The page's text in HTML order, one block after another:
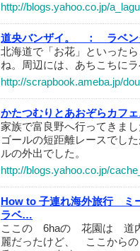
http://blogs.yahoo.co.jp/
道央バンザイ。 ：
ラベ
北海道で「お花」といった
ね。周辺には、あちこちに
http://scrapbook.ameba.jp/
かたつむりとあおぞらカフ
家族で富良野へ行ってきま
ゴールの短距離レースでし
ルの外出でした。
http://blogs.yahoo.co.jp/
How to 子連れ海外旅行 ミ
ラベ…
ここの 6haの 花園は 道
麗だったけど、 ここから